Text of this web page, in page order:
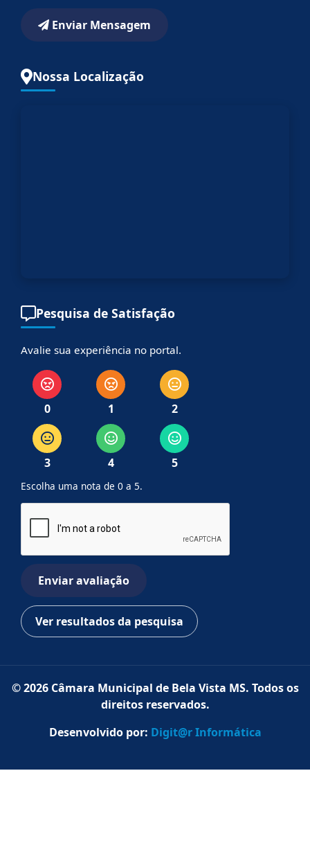
Enviar Mensagem
Nossa Localização
Pesquisa de Satisfação
Avalie sua experiência no portal.
0 1 2
3 4 5
Escolha uma nota de 0 a 5.
Enviar avaliação
Ver resultados da pesquisa
© 2026 Câmara Municipal de Bela Vista MS. Todos os
direitos reservados.
Desenvolvido por: Digit@r Informática